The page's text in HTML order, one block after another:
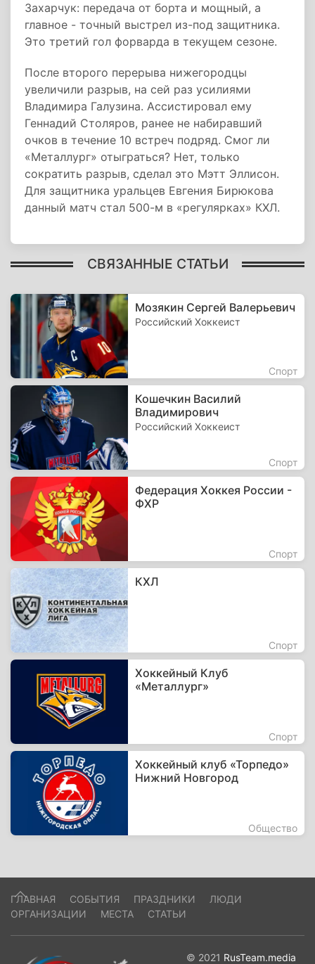
Захарчук: передача от борта и мощный, а
главное - точный выстрел из-под защитника.
Это третий гол форварда в текущем сезоне.
После второго перерыва нижегородцы
увеличили разрыв, на сей раз усилиями
Владимира Галузина. Ассистировал ему
Геннадий Столяров, ранее не набиравший
очков в течение 10 встреч подряд. Смог ли
«Металлург» отыграться? Нет, только
сократить разрыв, сделал это Мэтт Эллисон.
Для защитника уральцев Евгения Бирюкова
данный матч стал 500-м в «регулярках» КХЛ.
СВЯЗАННЫЕ СТАТЬИ
Мозякин Сергей Валерьевич
Российский Хоккеист
Спорт
Кошечкин Василий
Владимирович
Российский Хоккеист
Спорт
Федерация Хоккея России -
ФХР
Спорт
КХЛ
Спорт
Хоккейный Клуб
«Металлург»
Спорт
Хоккейный клуб «Торпедо»
Нижний Новгород
Общество
ГЛАВНАЯ СОБЫТИЯ ПРАЗДНИКИ
ЛЮДИ
ОРГАНИЗАЦИИ
МЕСТА СТАТЬИ
© 2021 RusTeam.media